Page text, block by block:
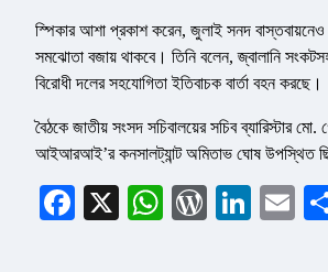
স্পিকার আশা প্রকাশ করেন, জুলাই সনদ বাস্তবায়নেও
সমঝোতা বজায় থাকবে। তিনি বলেন, জ্বালানি
বিরোধী দলের সহযোগিতা ইতিবাচক বার্তা বহন করছে।
বৈঠকে জাতীয় সংসদ সচিবালয়ের সচিব ব্যারিস্টার
আইআরআই’র কনসালট্যান্ট অমিতাভ ঘোষ উপস্থিত
Facebook
X WhatsApp